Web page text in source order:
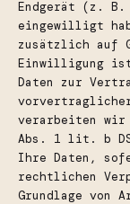
Endgerät (z.
eingewilligt
zusätzlich auf
Einwilligung
Daten zur
vorvertraglicher
verarbeiten wir
Abs. 1 lit. b
Ihre Daten,
rechtlichen
Grundlage von